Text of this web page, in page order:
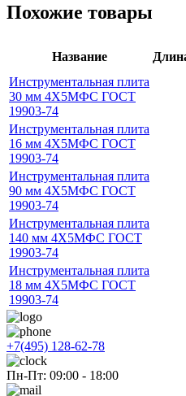
Похожие товары
Название
Инструментальная плита
30 мм 4Х5МФС ГОСТ
19903-74
Инструментальная плита
16 мм 4Х5МФС ГОСТ
19903-74
Инструментальная плита
90 мм 4Х5МФС ГОСТ
19903-74
Инструментальная плита
140 мм 4Х5МФС ГОСТ
19903-74
Инструментальная плита
18 мм 4Х5МФС ГОСТ
19903-74
+7(495) 128-62-78
Пн-Пт: 09:00 - 18:00